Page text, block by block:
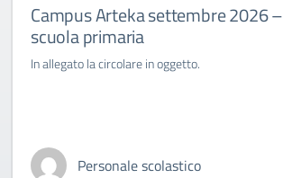
Campus Arteka settembre 2026 –
scuola primaria
In allegato la circolare in oggetto.
Personale scolastico